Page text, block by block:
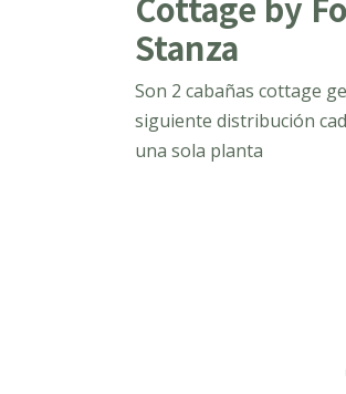
Stanza
Son 2 cabañas cottage
siguiente distribución
una sola planta